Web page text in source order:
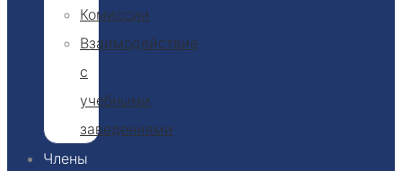
Комиссии
Взаимодействие
с
учебными
заведениями
Члены